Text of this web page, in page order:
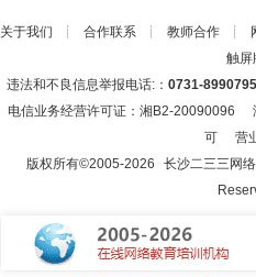
关于我们 ┊ 合作联系 ┊ 教师合作 ┊
触屏
违法和不良信息举报电话:： 0731-
电信业务经营许可证：湘B2-20090096
可
营
版权所有©2005-2026 长沙二三三网